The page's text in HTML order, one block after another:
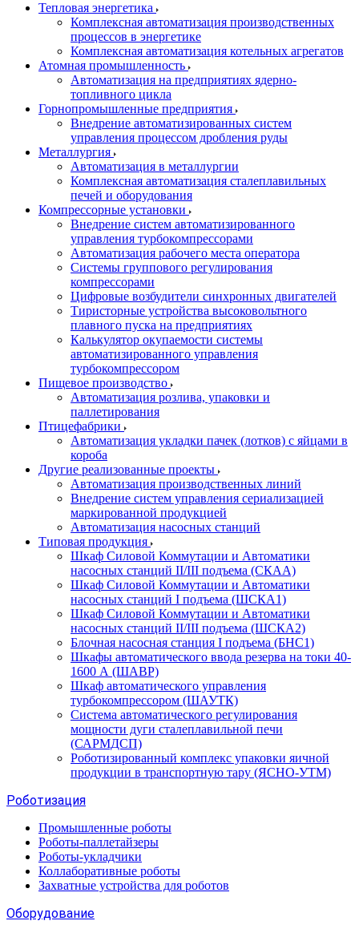
Тепловая энергетика
Комплексная автоматизация производственных
процессов в энергетике
Комплексная автоматизация котельных агрегатов
Атомная промышленность
Автоматизация на предприятиях ядерно-
топливного цикла
Горнопромышленные предприятия
Внедрение автоматизированных систем
управления процессом дробления руды
Металлургия
Автоматизация в металлургии
Комплексная автоматизация сталеплавильных
печей и оборудования
Компрессорные установки
Внедрение систем автоматизированного
управления турбокомпрессорами
Автоматизация рабочего места оператора
Системы группового регулирования
компрессорами
Цифровые возбудители синхронных двигателей
Тиристорные устройства высоковольтного
плавного пуска на предприятиях
Калькулятор окупаемости системы
автоматизированного управления
турбокомпрессором
Пищевое производство
Автоматизация розлива, упаковки и
паллетирования
Птицефабрики
Автоматизация укладки пачек (лотков) с яйцами в
короба
Другие реализованные проекты
Автоматизация производственных линий
Внедрение систем управления сериализацией
маркированной продукцией
Автоматизация насосных станций
Типовая продукция
Шкаф Силовой Коммутации и Автоматики
насосных станций II/III подъема (СКАА)
Шкаф Силовой Коммутации и Автоматики
насосных станций I подъема (ШСКА1)
Шкаф Силовой Коммутации и Автоматики
насосных станций II/III подъема (ШСКА2)
Блочная насосная станция I подъема (БНС1)
Шкафы автоматического ввода резерва на токи 40-
1600 А (ШАВР)
Шкаф автоматического управления
турбокомпрессором (ШАУТК)
Система автоматического регулирования
мощности дуги сталеплавильной печи
(САРМДСП)
Роботизированный комплекс упаковки яичной
продукции в транспортную тару (ЯСНО-УТМ)
Роботизация
Промышленные роботы
Роботы-паллетайзеры
Роботы-укладчики
Коллаборативные роботы
Захватные устройства для роботов
Оборудование